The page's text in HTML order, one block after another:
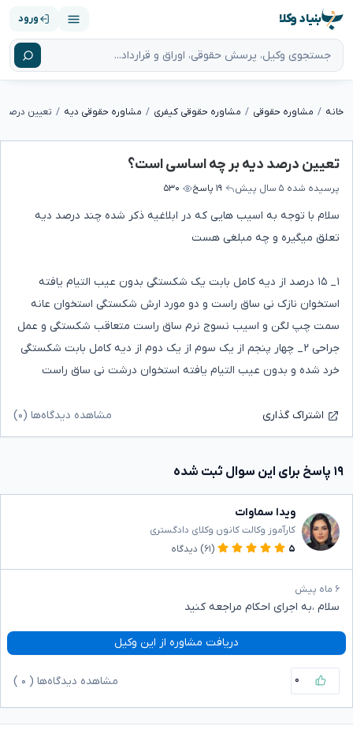
بنیاد وکلا ورود
خانه مشاوره حقوقی مشاوره حقوقی کیفری مشاوره حقوقی دیه تعیین
تعیین درصد دیه بر چه اساسی است؟
پرسیده شده ۵ سال پیش ۱۹ پاسخ ۵۳۰
سلام با توجه به اسیب هایی که در ابلاغیه ذکر شده چند درصد دیه
تعلق میگیره و چه مبلغی هست
۱_ ۱۵ درصد از دیه کامل بابت یک شکستگی بدون عیب التیام یافته
استخوان نازک نی ساق راست و دو مورد ارش شکستگی استخوان عانه
سمت چپ لگن و اسیب نسوج نرم ساق راست متعاقب شکستگی و عمل
جراحی ۲_ چهار پنجم از یک سوم از یک دوم از دیه کامل بابت شکستگی
خرد شده و بدون عیب التیام یافته استخوان درشت نی ساق راست
اشتراک گذاری مشاهده دیدگاه‌ها (۰)
۱۹ پاسخ برای این سوال ثبت شده
ویدا سماوات
کارآموز وکالت کانون وکلای دادگستری
۵
(۶۱) دیدگاه
۶ ماه پیش
سلام ،به اجرای احکام مراجعه کنید
دریافت مشاوره از این وکیل
۰ مشاهده دیدگاه‌ها ( ۰